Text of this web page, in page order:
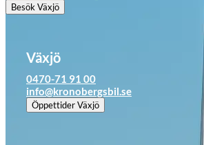
BesökVäxjö
Växjö
0470-71 91 00
info@kronobergsbil.se
ÖppettiderVäxjö